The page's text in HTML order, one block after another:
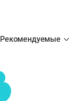
Рекомендуемые